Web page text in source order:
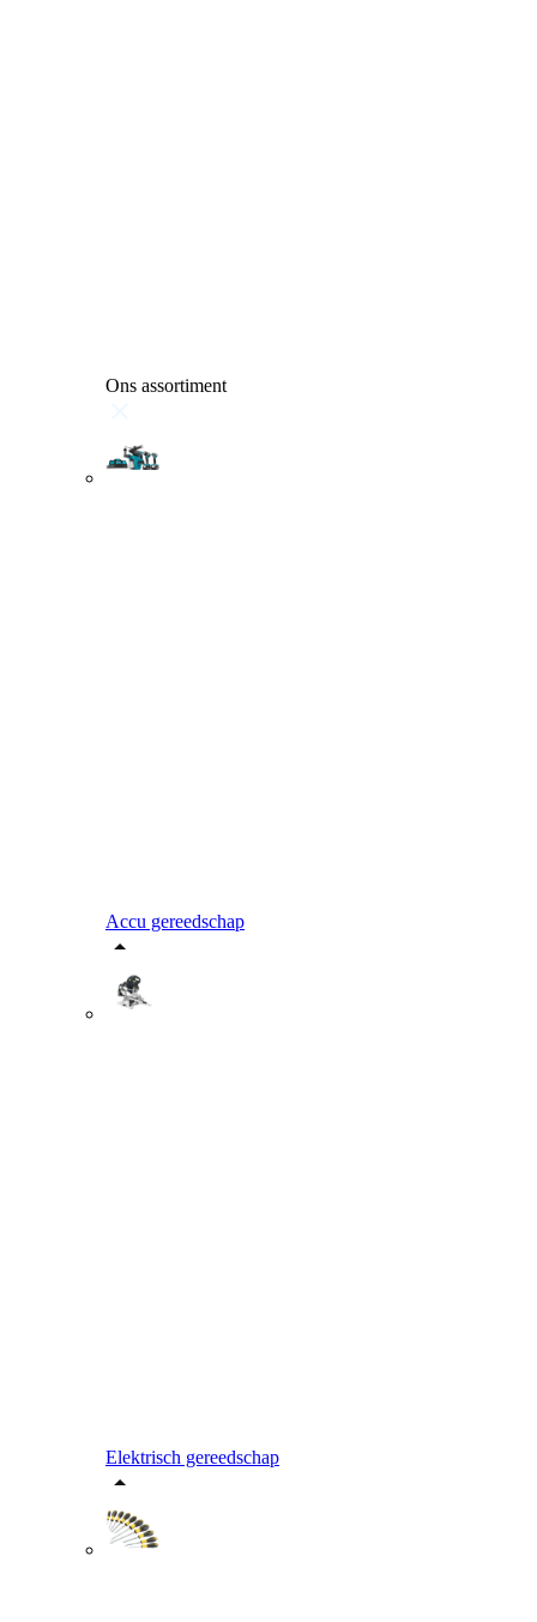
Ons assortiment
Accu gereedschap
Elektrisch gereedschap